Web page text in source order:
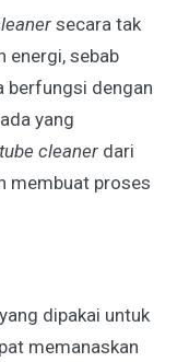
secara tak
energi, sebab
berfungsi dengan
yang
cleaner dari
membuat proses
yang dipakai untuk
memanaskan